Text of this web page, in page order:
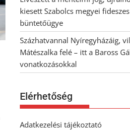
kiesett Szabolcs megyei
büntetőügye
Százhatvannal Nyíregyházáig,
Mátészalka felé – itt a Baross
vonatkozásokkal
Elérhetőség
Adatkezelési tájékoztató